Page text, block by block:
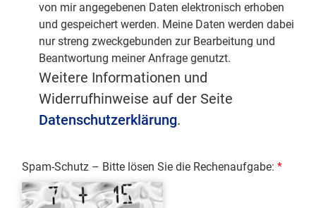
von mir angegebenen Daten elektronisch erhoben
und gespeichert werden. Meine Daten werden dabei
nur streng zweckgebunden zur Bearbeitung und
Beantwortung meiner Anfrage genutzt.
Weitere Informationen und
Widerrufhinweise auf der Seite
Datenschutzerklärung.
Spam-Schutz – Bitte lösen Sie die Rechenaufgabe: